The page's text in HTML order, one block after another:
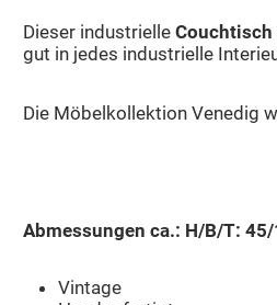
Dieser industrielle Couchtisch
gut in jedes industrielle
Die Möbelkollektion Venedig
Abmessungen ca.: H/B/T:
Vintage